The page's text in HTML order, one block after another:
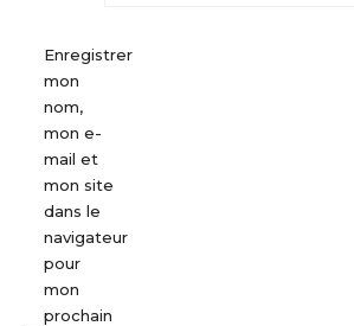
Enregistrer
mon
nom,
mon e-
mail et
mon site
dans le
navigateur
pour
mon
prochain